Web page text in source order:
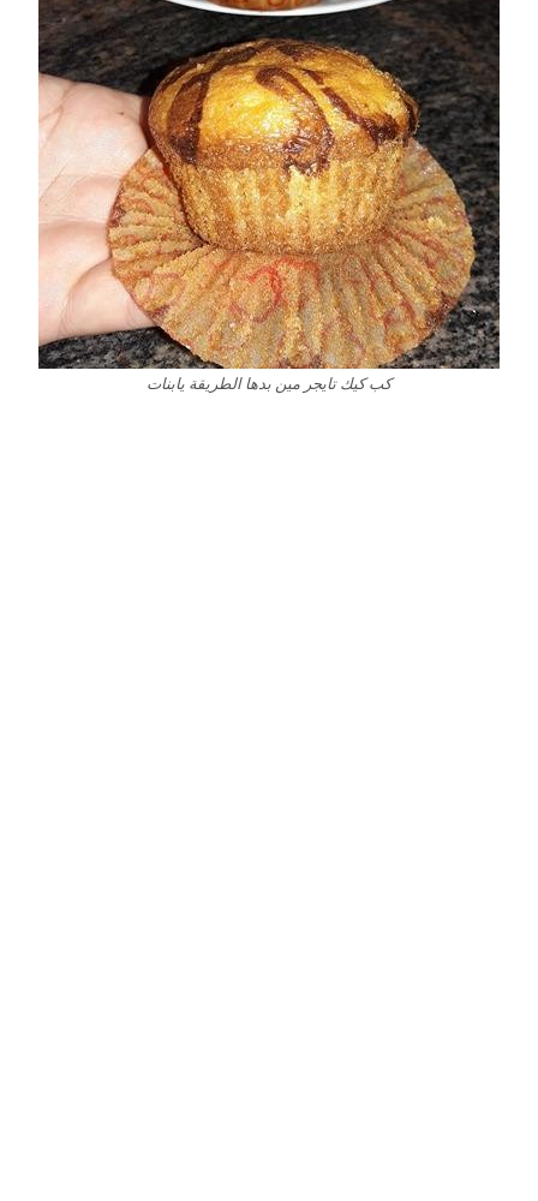
كب كيك تايجر مين بدها الطريقة يابنات